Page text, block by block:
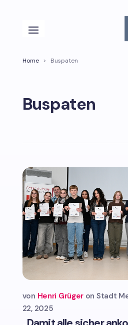
Home > Buspaten
Buspaten
von Henri Grüger Stadt
22, 2025